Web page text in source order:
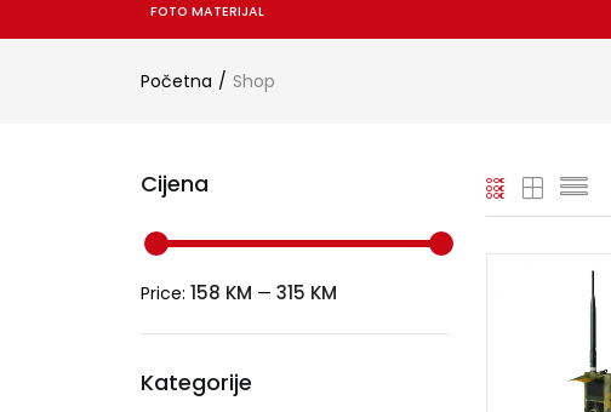
FOTO MATERIJAL
Početna Shop
Cijena
Price: 158 KM — 315 KM
Kategorije